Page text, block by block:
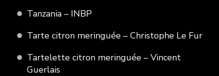
Tanzania – INBP
Tarte citron meringuée – Christophe Le Fur
Tartelette citron meringuée – Vincent
Guerlais